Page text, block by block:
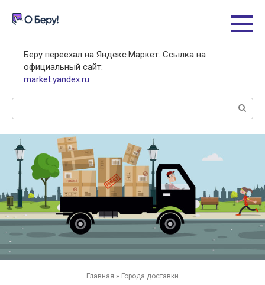
Беру переехал на Яндекс.Маркет. Ссылка на
официальный сайт:
market.yandex.ru
Поиск:
Главная » Города доставки